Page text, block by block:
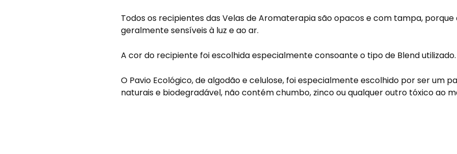
Todos os recipientes das Velas de Aromaterapia são opacos e com tampa, porque
geralmente sensíveis à luz e ao ar.
A cor do recipiente foi escolhida especialmente consoante o tipo de Blend utilizado.
O Pavio Ecológico, de algodão e celulose, foi especialmente escolhido por ser um
naturais e biodegradável, não contém chumbo, zinco ou qualquer outro tóxico ao